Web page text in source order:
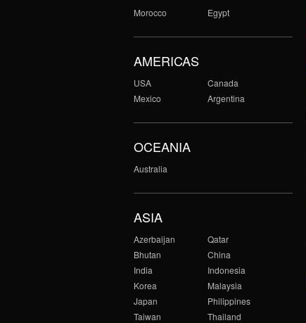
Morocco Egypt
AMERICAS
USA
Canada
Mexico
Argentina
OCEANIA
Australia
ASIA
Azerbaijan
Qatar
Bhutan
China
India
Indonesia
Korea
Malaysia
Japan
Philippines
Taiwan
Thailand